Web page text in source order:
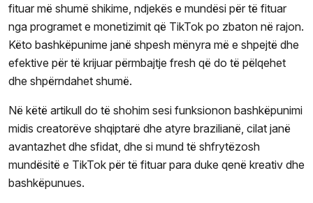
fituar më shumë shikime, ndjekës e mundësi për të fituar
nga programet e monetizimit që TikTok po zbaton në rajon.
Këto bashkëpunime janë shpesh mënyra më e shpejtë dhe
efektive për të krijuar përmbajtje fresh që do të pëlqehet
dhe shpërndahet shumë.
Në këtë artikull do të shohim sesi funksionon bashkëpunimi
midis creatorëve shqiptarë dhe atyre brazilianë, cilat janë
avantazhet dhe sfidat, dhe si mund të shfrytëzosh
mundësitë e TikTok për të fituar para duke qenë kreativ dhe
bashkëpunues.